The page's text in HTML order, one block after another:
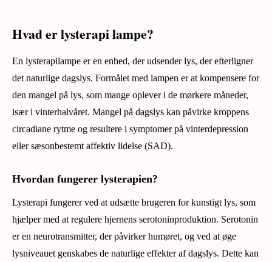
Hvad er lysterapi lampe?
En lysterapilampe er en enhed, der udsender lys, der efterligner
det naturlige dagslys. Formålet med lampen er at kompensere for
den mangel på lys, som mange oplever i de mørkere måneder,
især i vinterhalvåret. Mangel på dagslys kan påvirke kroppens
circadiane rytme og resultere i symptomer på vinterdepression
eller sæsonbestemt affektiv lidelse (SAD).
Hvordan fungerer lysterapien?
Lysterapi fungerer ved at udsætte brugeren for kunstigt lys, som
hjælper med at regulere hjernens serotoninproduktion. Serotonin
er en neurotransmitter, der påvirker humøret, og ved at øge
lysniveauet genskabes de naturlige effekter af dagslys. Dette kan